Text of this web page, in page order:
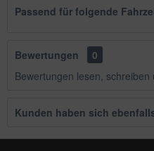
Passend für folgende
Bewertungen
0
Bewertungen lesen, schreiben
Kunden haben sich